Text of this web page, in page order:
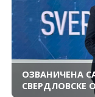
ОЗВАНИЧЕНА
СВЕРДЛОВСКЕ